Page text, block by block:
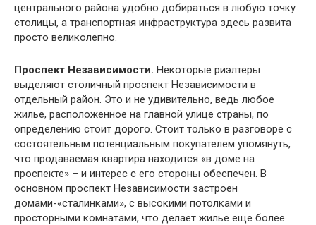
центрального района удобно добираться в любую точку
столицы, а транспортная инфраструктура здесь развита
просто великолепно.
Проспект Независимости. Некоторые риэлтеры
выделяют столичный проспект Независимости в
отдельный район. Это и не удивительно, ведь любое
жилье, расположенное на главной улице страны, по
определению стоит дорого. Стоит только в разговоре с
состоятельным потенциальным покупателем упомянуть,
что продаваемая квартира находится «в доме на
проспекте» – и интерес с его стороны обеспечен. В
основном проспект Независимости застроен
домами-«сталинками», с высокими потолками и
просторными комнатами, что делает жилье еще более